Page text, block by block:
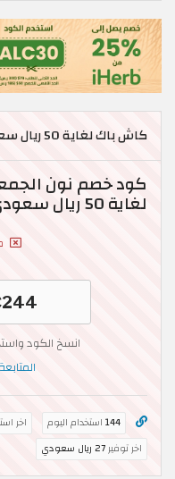
كاش باك لغاية 50 ريال سعودي
لغاية 50 ريال سعودي
انسخ الكود
144 استخدام اليوم اخر
اخر توفير27 ريال سعودي